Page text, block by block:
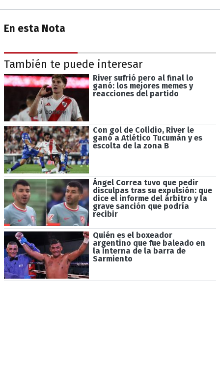
En esta Nota
También te puede interesar
River sufrió pero al final lo
ganó: los mejores memes y
reacciones del partido
Con gol de Colidio, River le
ganó a Atlético Tucumán y es
escolta de la zona B
Ángel Correa tuvo que pedir
disculpas tras su expulsión: que
dice el informe del árbitro y la
grave sanción que podría
recibir
Quién es el boxeador
argentino que fue baleado en
la interna de la barra de
Sarmiento